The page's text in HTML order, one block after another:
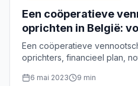
Een coöperatieve
oprichten in België:
Een coöperatieve
oprichters, financieel plan,
6 mai 2023 9 min